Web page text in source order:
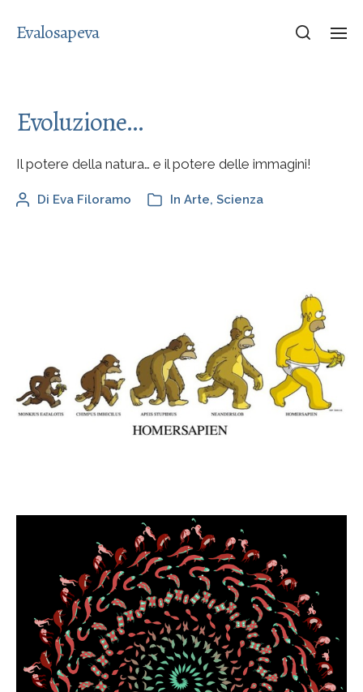
Evalosapeva
Evoluzione…
Il potere della natura… e il potere delle immagini!
Di Eva Filoramo In Arte, Scienza